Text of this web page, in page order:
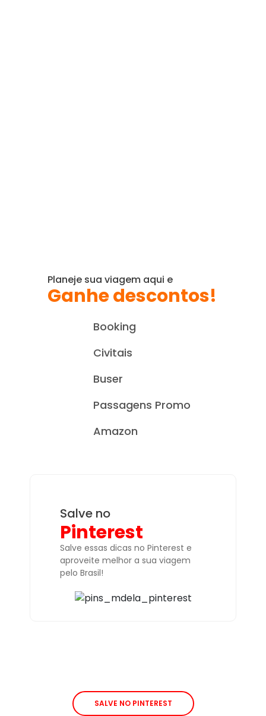
Planeje sua viagem aqui e
Ganhe descontos!
Booking
Civitais
Buser
Passagens Promo
Amazon
Salve no
Pinterest
Salve essas dicas no Pinterest e
aproveite melhor a sua viagem
pelo Brasil!
SALVE NO PINTEREST